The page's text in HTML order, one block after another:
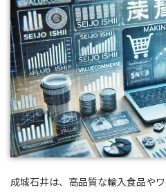
成城石井は、高品質な輸入食品や